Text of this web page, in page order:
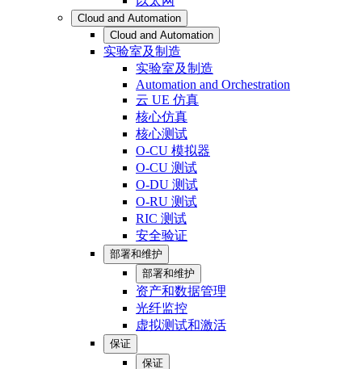
Cloud and Automation
Cloud and Automation
实验室及制造
实验室及制造
Automation and Orchestration
云 UE 仿真
核心仿真
核心测试
O-CU 模拟器
O-CU 测试
O-DU 测试
O-RU 测试
RIC 测试
安全验证
部署和维护
部署和维护
资产和数据管理
光纤监控
虚拟测试和激活
保证
保证